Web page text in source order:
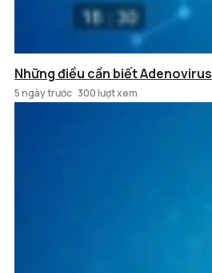
Những điều cần biết Adenovirus
5 ngày trước 300 lượt xem